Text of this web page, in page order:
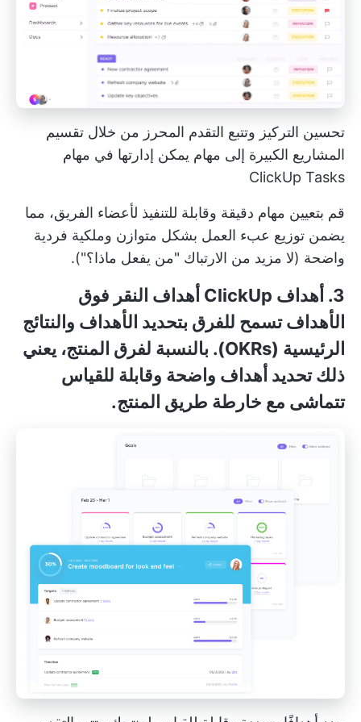
تحسين التركيز وتتبع التقدم المحرز من خلال تقسيم
المشاريع الكبيرة إلى مهام يمكن إدارتها في مهام
ClickUp Tasks
قم بتعيين مهام دقيقة وقابلة للتنفيذ لأعضاء الفريق، مما
يضمن توزيع عبء العمل بشكل متوازن وملكية فردية
واضحة (لا مزيد من الارتباك "من يفعل ماذا؟").
3. أهداف ClickUp
أهداف النقر فوق
الأهدافتسمح للفرق بتحديد الأهداف والنتائج
الرئيسية (OKRs). بالنسبة لفرق المنتج، يعني
ذلك تحديد أهداف واضحة وقابلة للقياس
تتماشى مع خارطة طريق المنتج.